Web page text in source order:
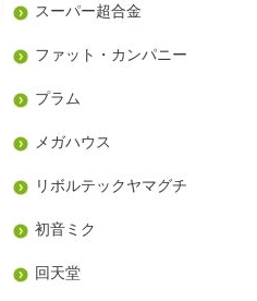
スーパー超合金
ファット・カンパニー
プラム
メガハウス
リボルテックヤマグチ
初音ミク
回天堂